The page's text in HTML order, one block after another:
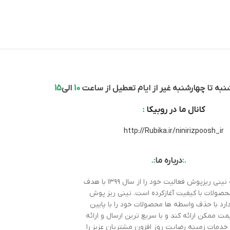
تا چهارشنبه غیر از ایام تعطیل از ساعت 10 الی15
کانال ما در روبیکا :
http://Rubika.ir/ninirizpoosh_ir
.:درباره ما:.
مجموعه نینی ریزپوش فعالیت خود را از سال ۱۳۹۹ با هدف
محصولات با کیفیت آغازکرده است. نینی ریز پوش
با حذف واسطه ها محصولات خود را با پایین
ممکن ارائه کند و با سریع ترین ارسال و ارائه
خدمات زمینه رضایت روز افزون مشتریان عزیز را